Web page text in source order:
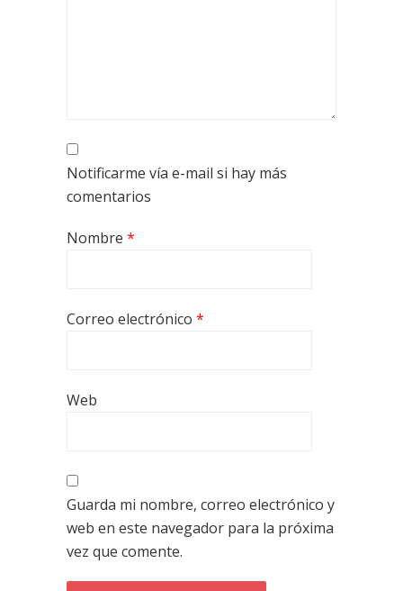
Notificarme vía e-mail si hay más
comentarios
Nombre *
Correo electrónico *
Web
Guarda mi nombre, correo electrónico y
web en este navegador para la próxima
vez que comente.